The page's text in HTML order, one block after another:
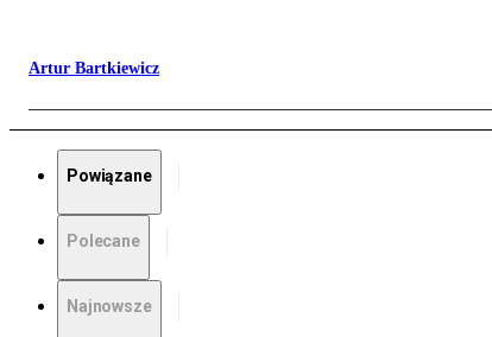
Artur Bartkiewicz
Powiązane
Polecane
Najnowsze